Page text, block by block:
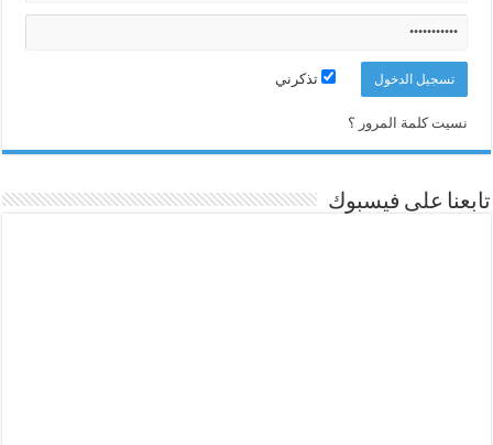
تذكرني
نسيت كلمة المرور ؟
تابعنا على فيسبوك